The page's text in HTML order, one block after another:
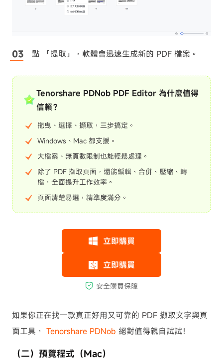
點 「提取」，軟體會迅速生成新的 PDF 檔案。
Tenorshare PDNob PDF Editor 為什麼值得
信賴？
拖曳、選擇、擷取，三步搞定。
Windows、Mac 都支援。
大檔案、無頁數限制也能輕鬆處理。
除了 PDF 擷取頁面，還能編輯、合併、壓縮、轉
檔，全面提升工作效率。
頁面清楚易選，精準度滿分。
如果你正在找一款真正好用又可靠的 PDF 擷取文字與頁
面工具， Tenorshare PDNob 絕對值得親自試試！
（二）預覽程式（Mac）